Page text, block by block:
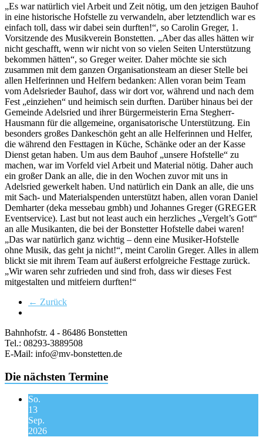
„Es war natürlich viel Arbeit und Zeit nötig, um den jetzigen Bauhof
in eine historische Hofstelle zu verwandeln, aber letztendlich war es
einfach toll, dass wir dabei sein durften!“, so Carolin Greger, 1.
Vorsitzende des Musikverein Bonstetten. „Aber das alles hätten wir
nicht geschafft, wenn wir nicht von so vielen Seiten Unterstützung
bekommen hätten“, so Greger weiter. Daher möchte sie sich
zusammen mit dem ganzen Organisationsteam an dieser Stelle bei
allen Helferinnen und Helfern bedanken: Allen voran beim Team
vom Adelsrieder Bauhof, dass wir dort vor, während und nach dem
Fest „einziehen“ und heimisch sein durften. Darüber hinaus bei der
Gemeinde Adelsried und ihrer Bürgermeisterin Erna Stegherr-
Hausmann für die allgemeine, organisatorische Unterstützung. Ein
besonders großes Dankeschön geht an alle Helferinnen und Helfer,
die während den Festtagen in Küche, Schänke oder an der Kasse
Dienst getan haben. Um aus dem Bauhof „unsere Hofstelle“ zu
machen, war im Vorfeld viel Arbeit und Material nötig. Daher auch
ein großer Dank an alle, die in den Wochen zuvor mit uns in
Adelsried gewerkelt haben. Und natürlich ein Dank an alle, die uns
mit Sach- und Materialspenden unterstützt haben, allen voran Daniel
Demharter (deka messebau gmbh) und Johannes Greger (GREGER
Eventservice). Last but not least auch ein herzliches „Vergelt’s Gott“
an alle Musikanten, die bei der Bonstetter Hofstelle dabei waren!
„Das war natürlich ganz wichtig – denn eine Musiker-Hofstelle
ohne Musik, das geht ja nicht!“, meint Carolin Greger. Alles in allem
blickt sie mit ihrem Team auf äußerst erfolgreiche Festtage zurück.
„Wir waren sehr zufrieden und sind froh, dass wir dieses Fest
mitgestalten und mitfeiern durften!“
← Zurück
Bahnhofstr. 4 - 86486 Bonstetten
Tel.: 08293-3889508
E-Mail: info@mv-bonstetten.de
Die nächsten Termine
So.
13
Sep.
2026